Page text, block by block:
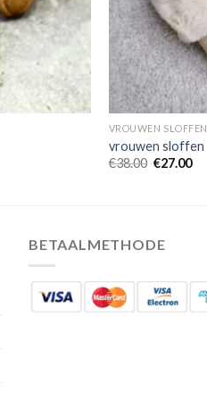
VROUWEN SLOFFEN
vrouwen sloffen
€38.00 €27.00
BETAALMETHODE